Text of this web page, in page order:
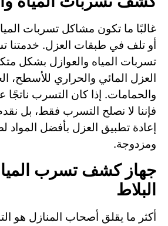
غالبًا ما تكون مشاكل تسربات
أو تلف في طبقات العزل.
تسربات المياه والعوازل بشكل
العزل المائي والحراري للأسطح،
والحمامات. إذا كان التسرب
فإننا لا نصلح التسرب فقط، بل
إعادة تطبيق العزل بأفضل المواد
ومزدوجة.
جهاز كشف تسرب
البلاط
أكثر ما يقلق أصحاب المنازل هو